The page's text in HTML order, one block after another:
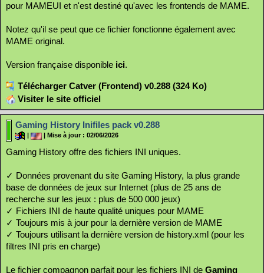
pour MAMEUI et n'est destiné qu'avec les frontends de MAME.
Notez qu'il se peut que ce fichier fonctionne également avec
MAME original.
Version française disponible ici.
Télécharger Catver (Frontend) v0.288 (324 Ko)
Visiter le site officiel
Gaming History Inifiles pack v0.288
| Mise à jour : 02/06/2026
Gaming History offre des fichiers INI uniques.
✓ Données provenant du site Gaming History, la plus grande
base de données de jeux sur Internet (plus de 25 ans de
recherche sur les jeux : plus de 500 000 jeux)
✓ Fichiers INI de haute qualité uniques pour MAME
✓ Toujours mis à jour pour la dernière version de MAME
✓ Toujours utilisant la dernière version de history.xml (pour les
filtres INI pris en charge)
Le fichier compagnon parfait pour les fichiers INI de Gaming